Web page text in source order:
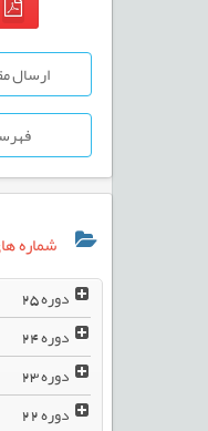
ارسال
شماره
دوره
دوره
دوره
دوره